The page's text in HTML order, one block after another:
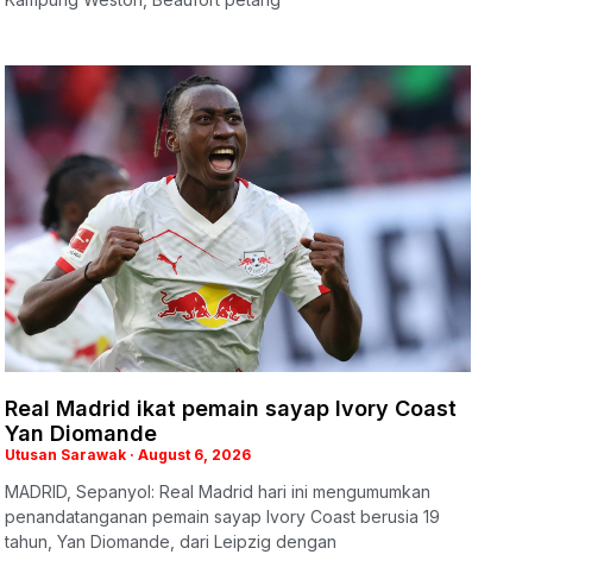
Real Madrid ikat pemain sayap Ivory Coast
Yan Diomande
Utusan Sarawak August 6, 2026
MADRID, Sepanyol: Real Madrid hari ini mengumumkan
penandatanganan pemain sayap Ivory Coast berusia 19
tahun, Yan Diomande, dari Leipzig dengan